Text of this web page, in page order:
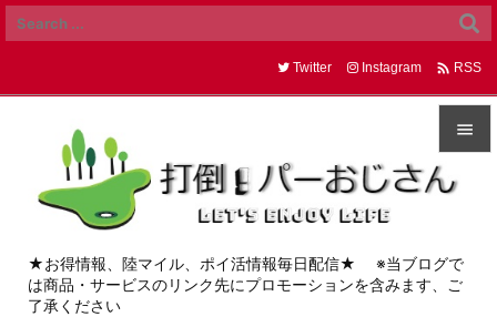


メニュ
サイド

Twitter Instagram  RSS
★お得情報、陸マイル、ポイ活情報毎日配信★ ※当ブログで
は商品・サービスのリンク先にプロモーションを含みます、ご
了承ください